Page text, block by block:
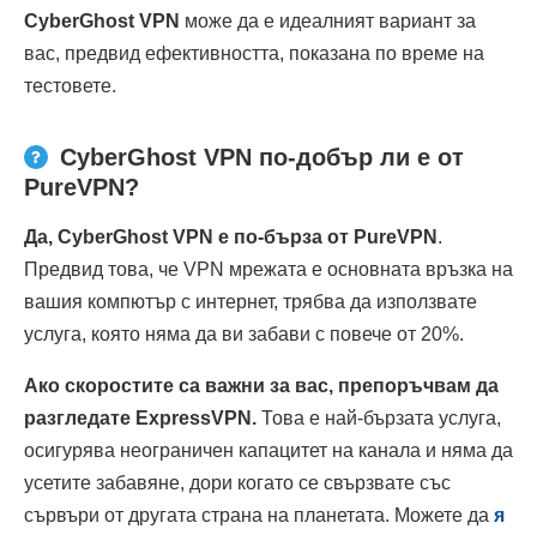
CyberGhost VPN може да е идеалният вариант за
вас, предвид ефективността, показана по време на
тестовете.
CyberGhost VPN по-добър ли е от
PureVPN?
Да, CyberGhost VPN е по-бърза от PureVPN .
Предвид това, че VPN мрежата е основната връзка на
вашия компютър с интернет, трябва да използвате
услуга, която няма да ви забави с повече от 20%.
Ако скоростите са важни за вас, препоръчвам да
разгледате ExpressVPN. Това е най-бързата услуга,
осигурява неограничен капацитет на канала и няма да
усетите забавяне, дори когато се свързвате със
сървъри от другата страна на планетата. Можете да я